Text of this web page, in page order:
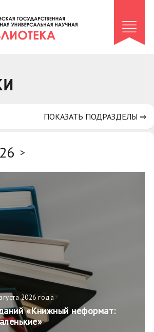
и сельдерей»
архив»
>
2026 года
«Книжный неформат:
ПОКАЗАТЬ ПОДРАЗДЕЛЫ ⇒